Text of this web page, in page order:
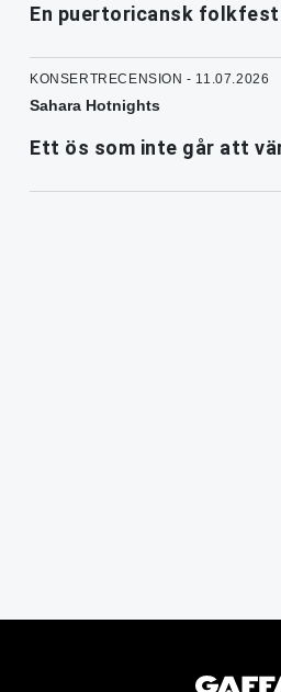
En puertoricansk folkfest
KONSERTRECENSION - 11.07.2026
Sahara Hotnights
Ett ös som inte går att